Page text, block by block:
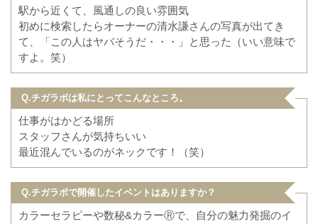
駅から近くて、風通しの良い雰囲気
初めに検索したらオーナーの清水謙さんの写真が出てき
て、「この人はヤバそうだ・・・」と思った（いい意味で
すよ。笑）
Q.チガラボは私にとってこんなところ。
仕事がはかどる場所
スタッフさんが気持ちいい
最近混んでいるのがネックです！（笑）
Q.チガラボで開催したイベントはありますか？
カラーセラピーや数秘&カラーⓇで、自分の魅力発掘のイ